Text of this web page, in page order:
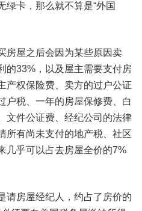
绿卡，那么就不算是“外国
房屋之后会因为某些原因卖
的33%，以及屋主需要支付房
产权保险费、卖方的过户公证
户税、一年的房屋保修费、白
文件公证费、经纪公司的法律
所有尚未支付的地产税、社区
几乎可以占去房屋全价的7%
请房屋经纪人，约占了房价的